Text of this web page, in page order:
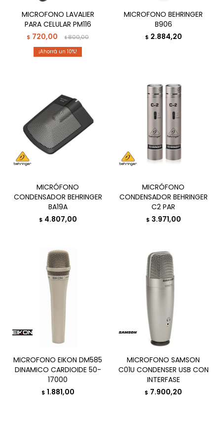
MICROFONO LAVALIER
PARA CELULAR PM116
$ 720,00 $800,00
10
MICROFONO BEHRINGER
B906
$ 2.884,20
MICRÓFONO
CONDENSADOR BEHRINGER
BA19A
$ 4.807,00
MICRÓFONO
CONDENSADOR BEHRINGER
C2 PAR
$ 3.971,00
MICROFONO EIKON DM585
DINAMICO CARDIOIDE 50-
17000
$ 1.881,00
MICROFONO SAMSON
C01U CONDENSER USB CON
INTERFASE
$ 7.900,20